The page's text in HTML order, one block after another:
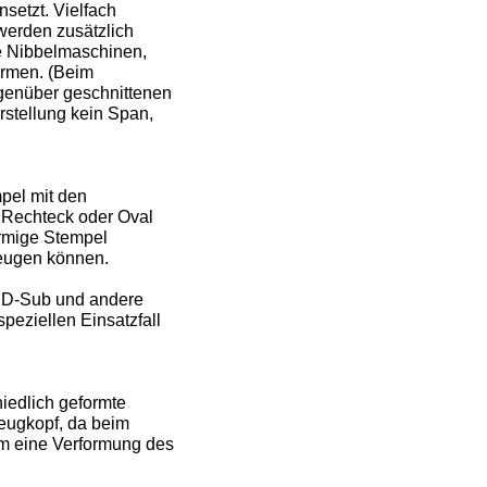
Vielfach
zusätzlich
Nibbelmaschinen,
(Beim
geschnittenen
kein Span,
mit den
oder Oval
Stempel
können.
Sub und andere
Einsatzfall
geformte
da beim
eine Verformung des